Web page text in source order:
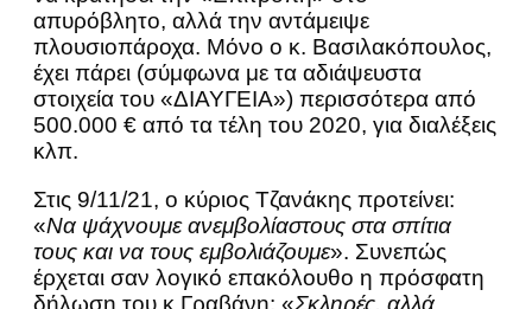
απυρόβλητο, αλλά την αντάμειψε
πλουσιοπάροχα. Μόνο ο κ. Βασιλακόπουλος,
έχει πάρει (σύμφωνα με τα αδιάψευστα
στοιχεία του «ΔΙΑΥΓΕΙΑ») περισσότερα από
500.000 € από τα τέλη του 2020, για διαλέξεις
κλπ.
Στις 9/11/21, ο κύριος Τζανάκης προτείνει:
«Να ψάχνουμε ανεμβολίαστους στα σπίτια
τους και να τους εμβολιάζουμε». Συνεπώς
έρχεται σαν λογικό επακόλουθο η πρόσφατη
δήλωση του κ Γραβάνη: «Σκληρές, αλλά